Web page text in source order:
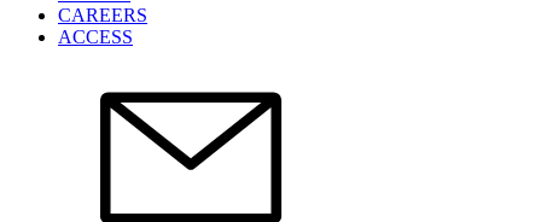
CAREERS
ACCESS